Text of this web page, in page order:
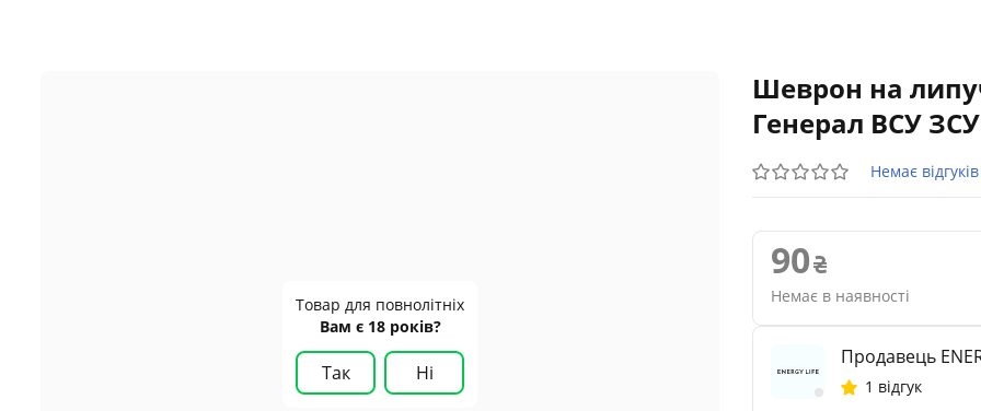
Шеврон на
Генерал ВСУ
Немає відгуків
Товар для повнолітніх
Вам є 18 років?
Так Ні
90
Немає в наявності
Продавець
1 відгук